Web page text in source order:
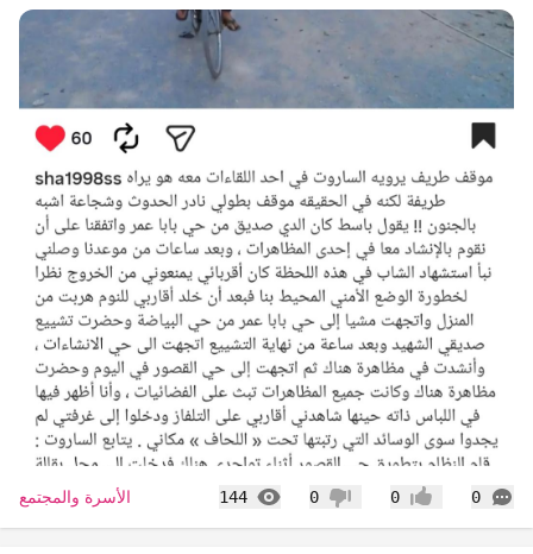
0
التعليقات إعجاب0 عدم إعجاب
0
144
المشاهدات الأسرة والمجتمع